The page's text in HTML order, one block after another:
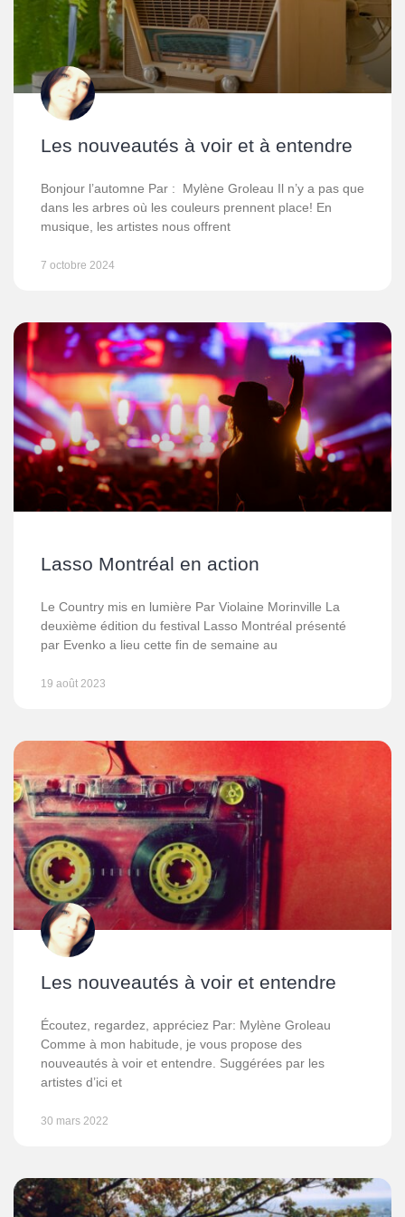
Les nouveautés à voir et à entendre
Bonjour l’automne Par : Mylène Groleau Il n’y a pas que
dans les arbres où les couleurs prennent place! En
musique, les artistes nous offrent
7 octobre 2024
Lasso Montréal en action
Le Country mis en lumière Par Violaine Morinville La
deuxième édition du festival Lasso Montréal présenté
par Evenko a lieu cette fin de semaine au
19 août 2023
Les nouveautés à voir et entendre
Écoutez, regardez, appréciez Par: Mylène Groleau
Comme à mon habitude, je vous propose des
nouveautés à voir et entendre. Suggérées par les
artistes d’ici et
30 mars 2022